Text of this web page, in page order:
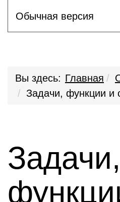
Обычная версия
Вы здесь: Главная
Задачи, функции и
Задачи,